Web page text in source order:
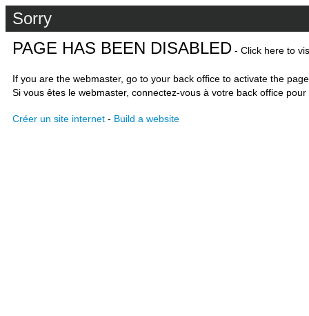
Sorry
PAGE HAS BEEN DISABLED - Click here to
If you are the webmaster, go to your back office to activate the
Si vous êtes le webmaster, connectez-vous à votre back office
Créer un site internet - Build a website